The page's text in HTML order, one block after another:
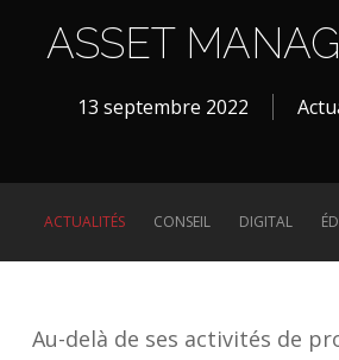
ASSET
13 septembre 2022
ACTUALITÉS CONSEIL DIGITAL
Au-delà de ses activités de